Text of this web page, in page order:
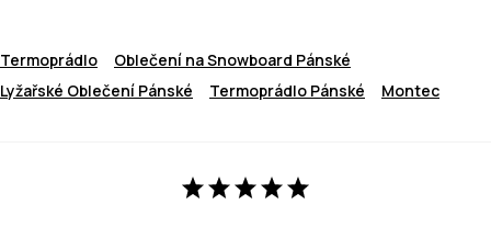
Termoprádlo
Oblečení na Snowboard Pánské
Lyžařské Oblečení Pánské
Termoprádlo Pánské Montec